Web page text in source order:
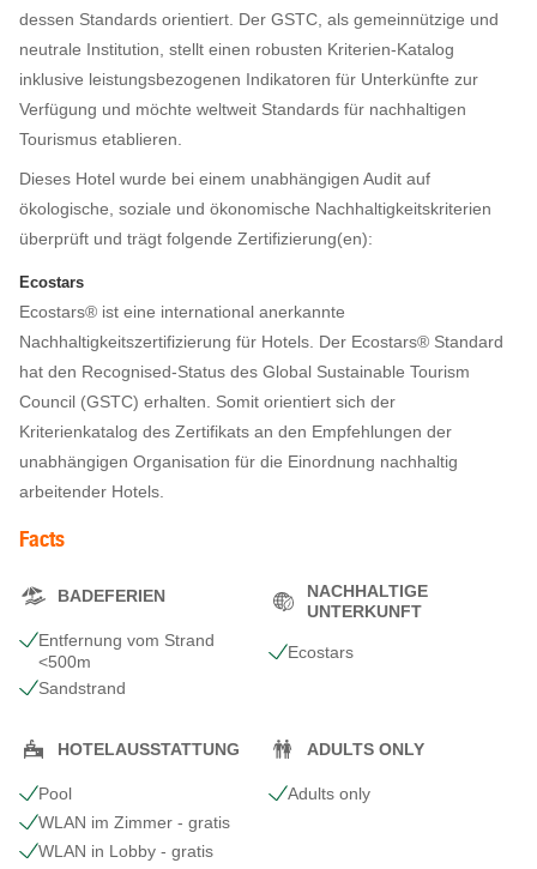
dessen Standards orientiert. Der GSTC, als gemeinnützige und
neutrale Institution, stellt einen robusten Kriterien-Katalog
inklusive leistungsbezogenen Indikatoren für Unterkünfte zur
Verfügung und möchte weltweit Standards für nachhaltigen
Tourismus etablieren.
Dieses Hotel wurde bei einem unabhängigen Audit auf
ökologische, soziale und ökonomische Nachhaltigkeitskriterien
überprüft und trägt folgende Zertifizierung(en):
Ecostars
Ecostars® ist eine international anerkannte
Nachhaltigkeitszertifizierung für Hotels. Der Ecostars® Standard
hat den Recognised-Status des Global Sustainable Tourism
Council (GSTC) erhalten. Somit orientiert sich der
Kriterienkatalog des Zertifikats an den Empfehlungen der
unabhängigen Organisation für die Einordnung nachhaltig
arbeitender Hotels.
Facts
BADEFERIEN
Entfernung vom Strand
<500m
Sandstrand
NACHHALTIGE
UNTERKUNFT
Ecostars
HOTELAUSSTATTUNG
Pool
WLAN im Zimmer - gratis
WLAN in Lobby - gratis
ADULTS ONLY
Adults only